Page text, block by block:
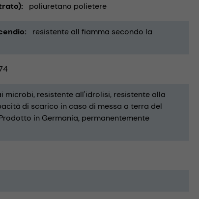
poliuretano polietere
resistente all fiamma secondo la
microbi resistente all'idrolisi resistente alla
di scarico in caso di messa a terra del
in Germania permanentemente